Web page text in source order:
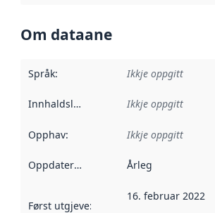
Om dataane
Språk: Ikkje oppgitt
Innhaldsleverandørar :
Ikkje oppgitt
Opphav: Ikkje oppgitt
Oppdateringsfrekvens :
Årleg
Først utgjeve:
16. februar 2022